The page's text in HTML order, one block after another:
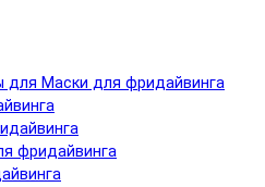
для Маски для фридайвинга
фридайвинга